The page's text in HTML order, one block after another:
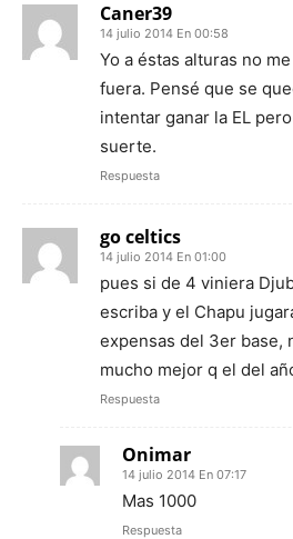
Caner39
14 julio 2014 En 00:58
Yo a éstas alturas no
fuera. Pensé que se
intentar ganar la EL
suerte.
Respuesta
go celtics
14 julio 2014 En 01:00
pues si de 4 viniera
escriba y el Chapu
expensas del 3er base,
mucho mejor q el del
Respuesta
Onimar
14 julio 2014 En 07:17
Mas 1000
Respuesta